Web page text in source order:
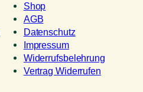
Shop
AGB
Datenschutz
Impressum
Widerrufsbelehrung
Vertrag Widerrufen